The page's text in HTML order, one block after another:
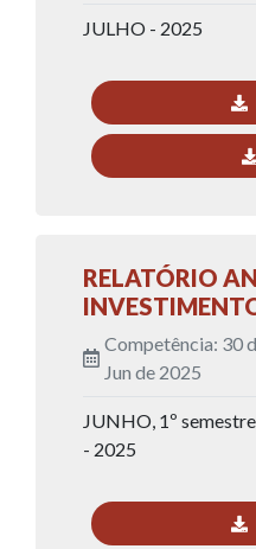
JULHO - 2025
RELATÓRIO
Competência: 30
Jun de 2025
JUNHO, 1º
- 2025